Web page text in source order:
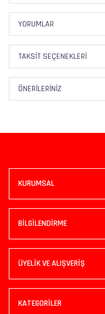
YORUMLAR
TAKSIT SEÇENEKLERI
ÖNERILERINIZ
KURUMSAL
BİLGİLENDİRME
ÜYELİK VE ALIŞVERİŞ
KATEGORİLER